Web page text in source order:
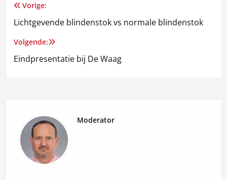
Bericht
navigatie
Vorige:
Lichtgevende blindenstok vs normale blindenstok
Volgende:
Eindpresentatie bij De Waag
Moderator